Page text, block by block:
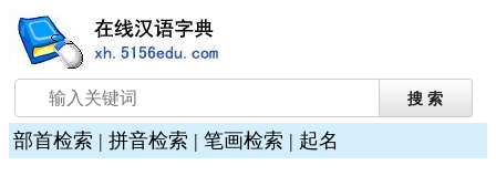
部首检索 | 拼音检索 | 笔画检索 | 起名